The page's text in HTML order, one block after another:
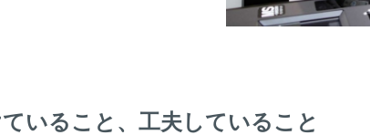
いること、工夫していること